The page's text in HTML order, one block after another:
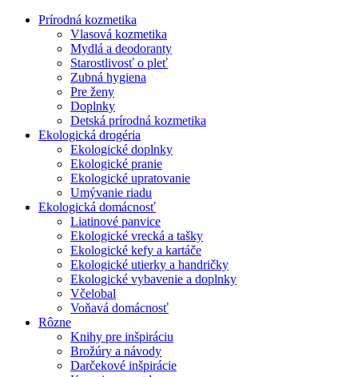
Prírodná kozmetika
Vlasová kozmetika
Mydlá a deodoranty
Starostlivosť o pleť
Zubná hygiena
Pre ženy
Doplnky
Detská prírodná kozmetika
Ekologická drogéria
Ekologické doplnky
Ekologické pranie
Ekologické upratovanie
Umývanie riadu
Ekologická domácnosť
Liatinové panvice
Ekologické vrecká a tašky
Ekologické kefy a kartáče
Ekologické utierky a handričky
Ekologické vybavenie a doplnky
Včelobal
Voňavá domácnosť
Rôzne
Knihy pre inšpiráciu
Brožúry a návody
Darčekové inšpirácie